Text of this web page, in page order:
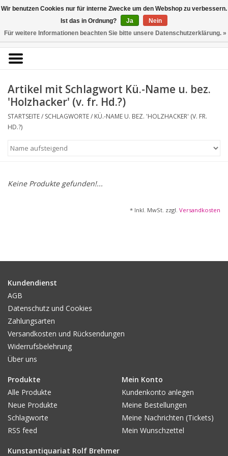
0 Artikel - €0,00
Kunstantiquariat
Rolf Brehmer
Portal für Grafik aus 5
Startseite
Druckgrafik
Varia & Rara
Kunst-Doku
Artikel mit Schlagwort Kü.-Name u. bez.
'Holzhacker' (v. fr. Hd.?)
STARTSEITE/ SCHLAGWORTE/ KÜ.-NAME U. BEZ. 'HOLZHACKER' (V. FR.
HD.?)
Keine Produkte gefunden!...
* Inkl. MwSt. zzgl. Versandkosten
Kundendienst
AGB
Datenschutz und Cookies
Zahlungsarten
Versandkosten und Rücksendungen
Widerrufsbelehrung
Über uns
Produkte
Alle Produkte
Neue Produkte
Schlagworte
RSS feed
Mein Konto
Kundenkonto anlegen
Meine Bestellungen
Meine Nachrichten (Tickets)
Mein Wunschzettel
Kunstantiquariat Rolf Brehmer
Wir benutzen Cookies nur für interne Zwecke um den Webshop zu verbessern.
Ist das in Ordnung?
Ja
Nein
Für weitere Informationen beachten Sie bitte unsere Datenschutzerklärung. »